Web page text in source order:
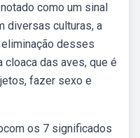
como um sinal
diversas culturas, a
desses
das aves, que é
fazer sexo e
os 7 significados